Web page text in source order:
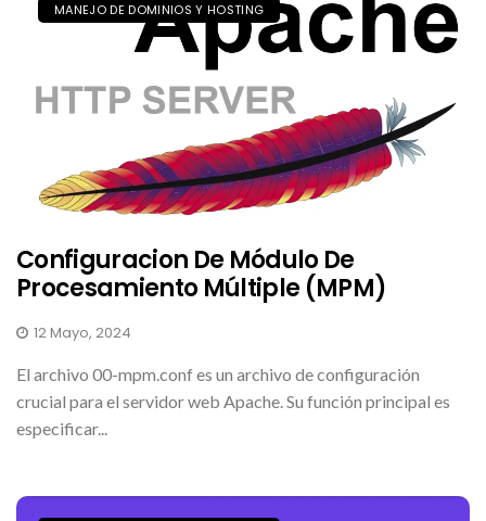
MANEJO DE DOMINIOS Y HOSTING
Configuracion De Módulo De
Procesamiento Múltiple (MPM)
12 Mayo, 2024
El archivo 00-mpm.conf es un archivo de configuración
crucial para el servidor web Apache. Su función principal es
especificar...